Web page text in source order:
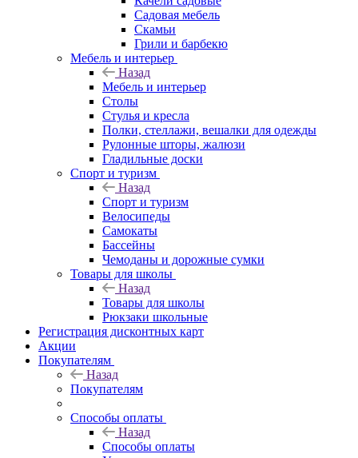
Садовая мебель
Скамьи
Грили и барбекю
Мебель и интерьер
Назад
Мебель и интерьер
Столы
Стулья и кресла
Полки, стеллажи, вешалки для одежды
Рулонные шторы, жалюзи
Гладильные доски
Спорт и туризм
Назад
Спорт и туризм
Велосипеды
Самокаты
Бассейны
Чемоданы и дорожные сумки
Товары для школы
Назад
Товары для школы
Рюкзаки школьные
Регистрация дисконтных карт
Акции
Покупателям
Назад
Покупателям
Способы оплаты
Назад
Способы оплаты